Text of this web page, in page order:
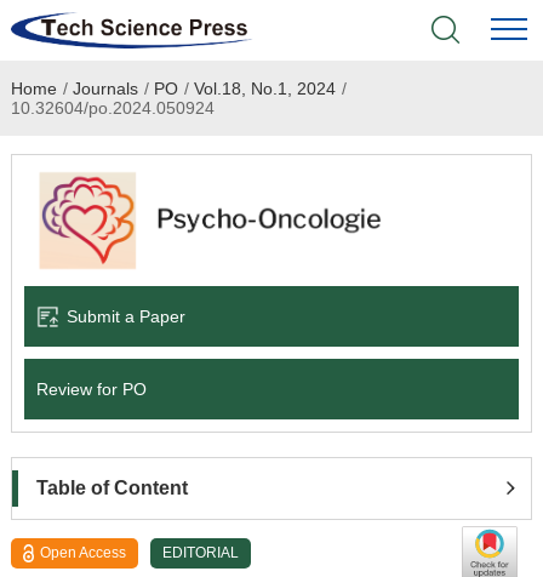
Home
Academic Journals
Books & Monographs
Language Service
Home / Journals / PO / Vol.18, No.1, 2024 /
10.32604/po.2024.050924
Submit a Paper
Review for PO
Table of Content
Open Access EDITORIAL